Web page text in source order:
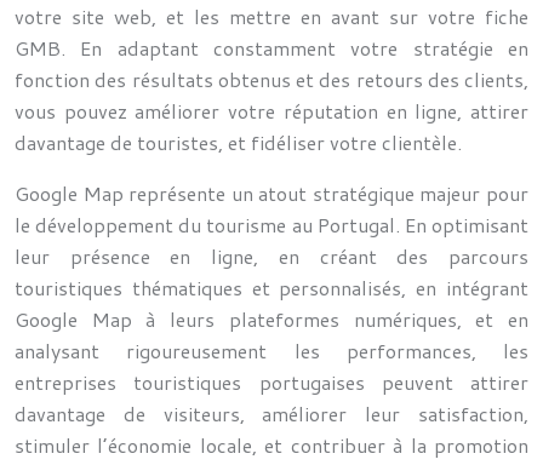
votre site web, et les mettre en avant sur votre fiche
GMB. En adaptant constamment votre stratégie en
fonction des résultats obtenus et des retours des clients,
vous pouvez améliorer votre réputation en ligne, attirer
davantage de touristes, et fidéliser votre clientèle.
Google Map représente un atout stratégique majeur pour
le développement du tourisme au Portugal. En optimisant
leur présence en ligne, en créant des parcours
touristiques thématiques et personnalisés, en intégrant
Google Map à leurs plateformes numériques, et en
analysant rigoureusement les performances, les
entreprises touristiques portugaises peuvent attirer
davantage de visiteurs, améliorer leur satisfaction,
stimuler l’économie locale, et contribuer à la promotion